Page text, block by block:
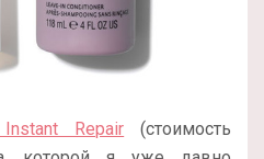
Repair (стоимость